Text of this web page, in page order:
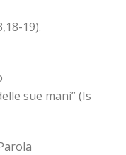
19).
sue mani” (Is